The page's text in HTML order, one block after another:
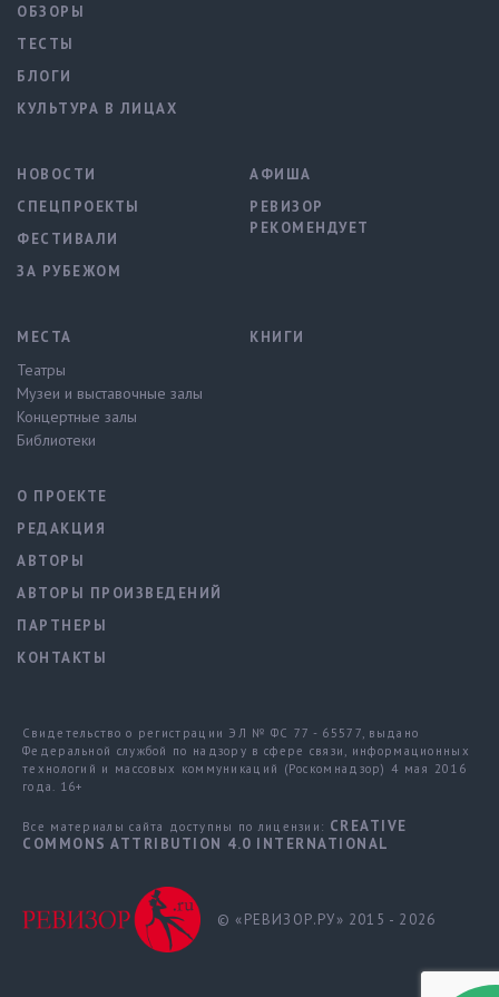
ОБЗОРЫ
ТЕСТЫ
БЛОГИ
КУЛЬТУРА В ЛИЦАХ
НОВОСТИ
СПЕЦПРОЕКТЫ
ФЕСТИВАЛИ
ЗА РУБЕЖОМ
АФИША
РЕВИЗОР
РЕКОМЕНДУЕТ
МЕСТА
Театры
Музеи и выставочные залы
Концертные залы
Библиотеки
КНИГИ
О ПРОЕКТЕ
РЕДАКЦИЯ
АВТОРЫ
АВТОРЫ ПРОИЗВЕДЕНИЙ
ПАРТНЕРЫ
КОНТАКТЫ
Свидетельство о регистрации ЭЛ № ФС 77 - 65577, выдано
Федеральной службой по надзору в сфере связи, информационных
технологий и массовых коммуникаций (Роскомнадзор) 4 мая 2016
года. 16+
Все материалы сайта доступны по лицензии: CREATIVE
COMMONS ATTRIBUTION 4.0 INTERNATIONAL
© «РЕВИЗОР.РУ» 2015 - 2026